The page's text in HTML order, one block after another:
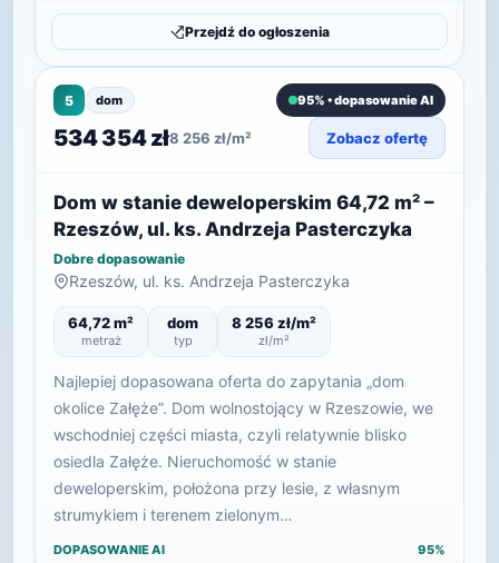
Przejdź do ogłoszenia
5 dom 95% • dopasowanie AI
534 354 zł8 256 zł/m² Zobacz ofertę
Dom w stanie deweloperskim 64,72 m² –
Rzeszów, ul. ks. Andrzeja Pasterczyka
Dobre dopasowanie
Rzeszów, ul. ks. Andrzeja Pasterczyka
64,72 m²
metraż
dom
typ
8 256 zł/m²
zł/m²
Najlepiej dopasowana oferta do zapytania „dom
okolice Załęże”. Dom wolnostojący w Rzeszowie, we
wschodniej części miasta, czyli relatywnie blisko
osiedla Załęże. Nieruchomość w stanie
deweloperskim, położona przy lesie, z własnym
strumykiem i terenem zielonym…
DOPASOWANIE AI 95%